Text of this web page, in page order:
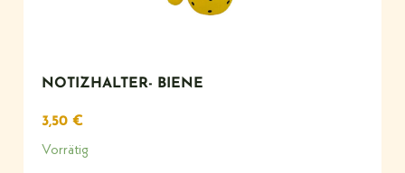
NOTIZHALTER- BIENE
3,50 €
Vorrätig